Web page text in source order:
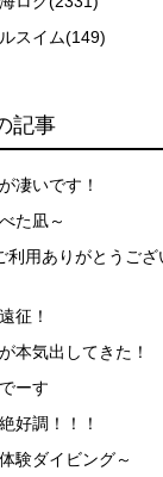
スイム(149)
記事
凄いです！
た凪～
利用ありがとうござ
征！
本気出してきた！
ーす
好調！！！
験ダイビング～
ので、必ずその
そのため、原則
てしまうと、そ
や、クジラを発
ります。泳力や
る場合がありま
れまでの経験に